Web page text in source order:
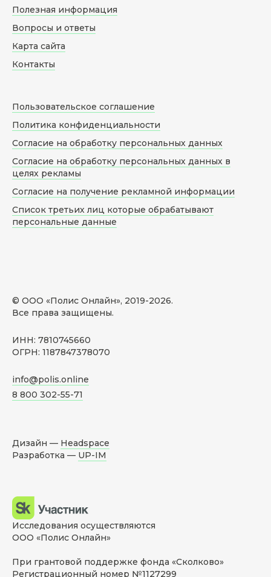
© ООО «Полис Онлайн», 2019-2026.
Все права защищены.
ИНН: 7810745660
ОГРН: 1187847378070
info@polis.online
8 800 302-55-71
Полезная информация
Вопросы и ответы
Карта сайта
Контакты
Пользовательское соглашение
Политика конфиденциальности
Согласие на обработку персональных данных
Согласие на обработку персональных данных в
целях рекламы
Согласие на получение рекламной информации
Список третьих лиц которые обрабатывают
персональные данные
Дизайн — Headspace
Разработка — UP-IM
Исследования осуществляются
ООО «Полис Онлайн»
При грантовой поддержке фонда «Сколково»
Регистрационный номер №1127299